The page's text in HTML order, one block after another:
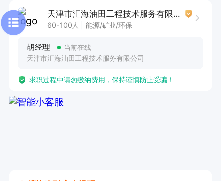
天津市汇海油田工程技术服务有限公司
60-100人 能源/矿业/环保
胡经理
当前在线
天津市汇海油田工程技术服务有限公司
求职过程中请勿缴纳费用，保持谨慎防止受骗！